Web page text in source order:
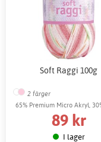
Soft Raggi 100g
2 färger
65% Premium Micro Akryl,
5% Polyester
89 kr
I lager